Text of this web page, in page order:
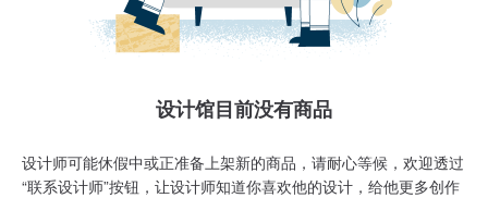
设计馆目前没有商品
设计师可能休假中或正准备上架新的商品，请耐心等候，欢迎透过
“联系设计师”按钮，让设计师知道你喜欢他的设计，给他更多创作